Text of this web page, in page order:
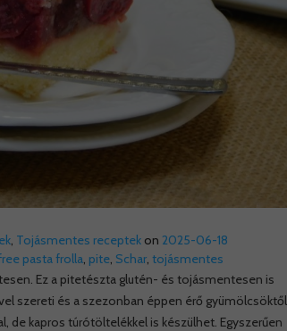
, Tojásmentes receptek on 2025-06-18
pasta frolla pite, Schar, tojásmentes
Ez a pitetészta glutén- és tojásmentesen is
szereti és a szezonban éppen érő gyümölcsöktől
de kapros túrótöltelékkel is készülhet. Egyszerűen